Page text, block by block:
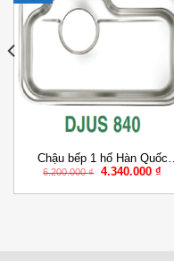
Chậu bếp 1 hố Hàn Quốc
DJUS840
6.200.000₫
Giá
là:
4.340.000 ₫Giá
tại